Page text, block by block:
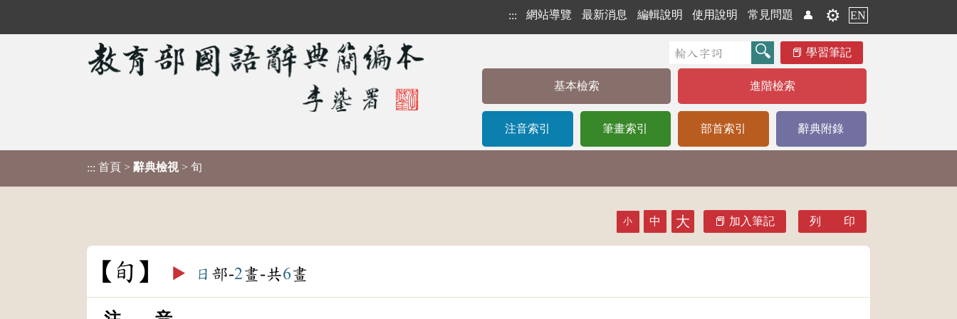
::: 網站導覽 最新消息 編輯說明 使用說明 常見問題 👤 ⚙️ EN
學習筆記
基本檢索 進階檢索
注音索引 筆畫索引 部首索引 辭典附錄
::: 首頁 > 辭典檢視 > 旬
小 中 大 加入筆記 列 印
旬 ▶️ 日 部-2畫-共6畫